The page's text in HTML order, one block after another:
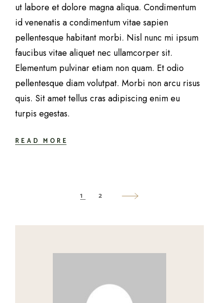
ut labore et dolore magna aliqua. Condimentum
id venenatis a condimentum vitae sapien
pellentesque habitant morbi. Nisl nunc mi ipsum
faucibus vitae aliquet nec ullamcorper sit.
Elementum pulvinar etiam non quam. Et odio
pellentesque diam volutpat. Morbi non arcu risus
quis. Sit amet tellus cras adipiscing enim eu
turpis egestas.
READ MORE
1 2